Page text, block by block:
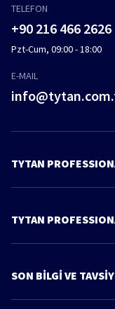
TELEFON
+90 216 466 2626
Pzt-Cum, 09:00 - 18:00
E-MAIL
TYTAN
Hakkımızda
Bilgi ve Tavsiye
TYTAN
PU Köpük Yapıştırıcılar
SON BİLGİ VE
Daha fazla makale